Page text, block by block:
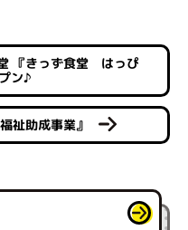
『きっず食堂 はっぴ
ン♪
祉助成事業』